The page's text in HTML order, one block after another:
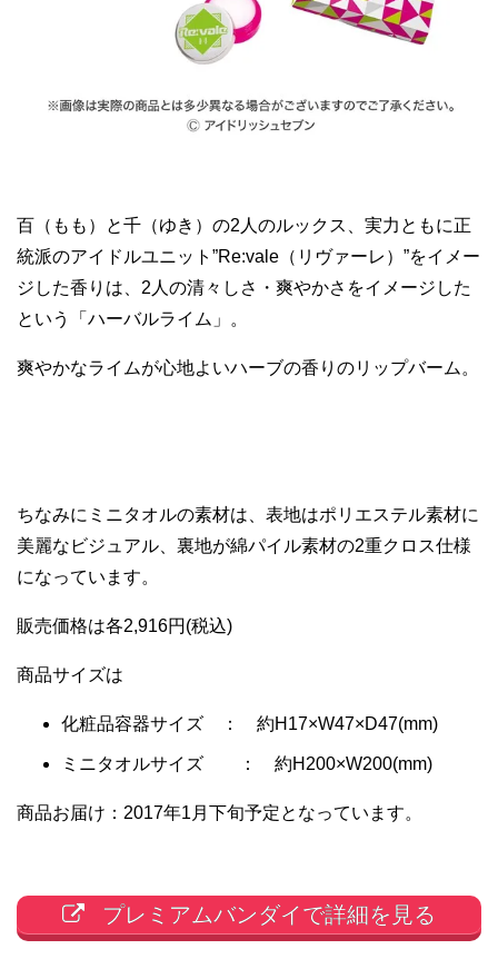
百（もも）と千（ゆき）の2人のルックス、実力ともに正
統派のアイドルユニット”Re:vale（リヴァーレ）”をイメー
ジした香りは、2人の清々しさ・爽やかさをイメージした
という「ハーバルライム」。
爽やかなライムが心地よいハーブの香りのリップバーム。
ちなみにミニタオルの素材は、表地はポリエステル素材に
美麗なビジュアル、裏地が綿パイル素材の2重クロス仕様
になっています。
販売価格は各2,916円(税込)
商品サイズは
化粧品容器サイズ ： 約H17×W47×D47(mm)
ミニタオルサイズ ： 約H200×W200(mm)
商品お届け：2017年1月下旬予定となっています。
プレミアムバンダイで詳細を見る